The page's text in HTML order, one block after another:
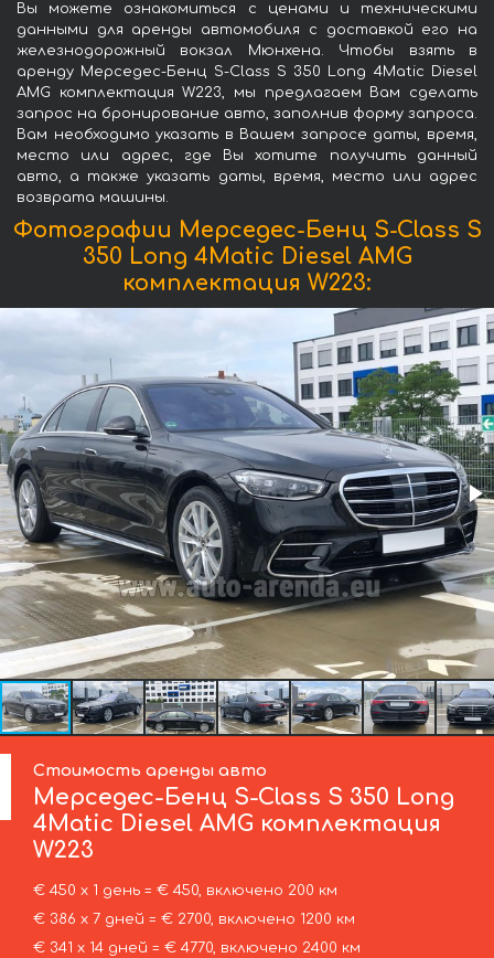
Вы можете ознакомиться с ценами и техническими
данными для аренды автомобиля с доставкой его на
железнодорожный вокзал Мюнхена. Чтобы взять в
аренду Мерседес-Бенц S-Class S 350 Long 4Matic Diesel
AMG комплектация W223, мы предлагаем Вам сделать
запрос на бронирование авто, заполнив форму запроса.
Вам необходимо указать в Вашем запросе даты, время,
место или адрес, где Вы хотите получить данный
авто, а также указать даты, время, место или адрес
возврата машины.
Фотографии Мерседес-Бенц S-Class S
350 Long 4Matic Diesel AMG
комплектация W223:
Стоимость аренды авто
Мерседес-Бенц S-Class S 350 Long
4Matic Diesel AMG комплектация
W223
€ 450 х 1 день = € 450, включено 200 км
€ 386 х 7 дней = € 2700, включено 1200 км
€ 341 х 14 дней = € 4770, включено 2400 км